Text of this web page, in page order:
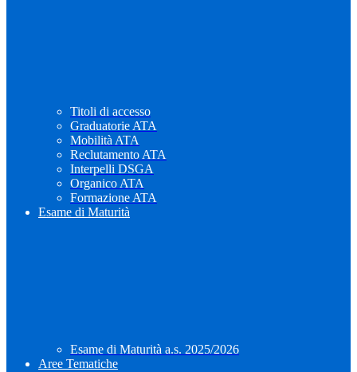
Titoli di accesso
Graduatorie ATA
Mobilità ATA
Reclutamento ATA
Interpelli DSGA
Organico ATA
Formazione ATA
Esame di Maturità
Esame di Maturità a.s. 2025/2026
Aree Tematiche